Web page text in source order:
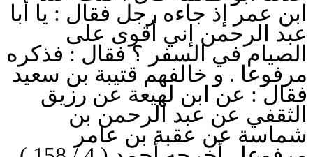
‎ابن عمر إذ جاءه رجل فقال : ‎يا أبا
عبد الرحمن إني أقوى على
الصيام في السفر ؟ فقال : فذكره
مرفوعا . و خالفهم قتيبة بن سعيد
فقال : عن ابن لهيعة عن رزيق
الثقفي عن عبد الرحمن بن
شماسة عن عقبة بن عامر